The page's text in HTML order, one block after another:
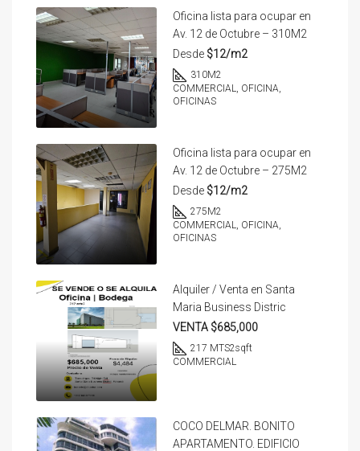
Oficina lista para ocupar en
Av. 12 de Octubre – 310M2
Desde $12/m2
310M2
COMMERCIAL, OFICINA,
OFICINAS
Oficina lista para ocupar en
Av. 12 de Octubre – 275M2
Desde $12/m2
275M2
COMMERCIAL, OFICINA,
OFICINAS
Alquiler / Venta en Santa
Maria Business Distric
VENTA $685,000
217 MTS2sqft
COMMERCIAL
COCO DELMAR. BONITO
APARTAMENTO. EDIFICIO